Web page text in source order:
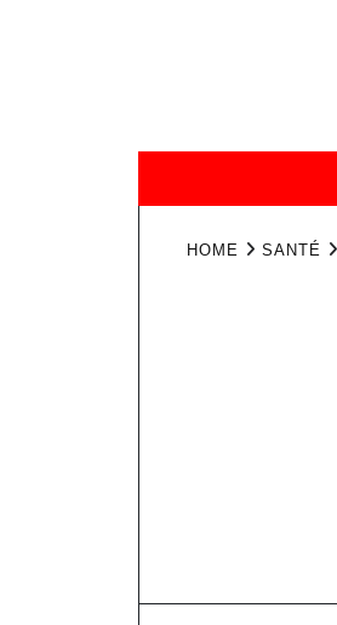
HOME SANTÉ